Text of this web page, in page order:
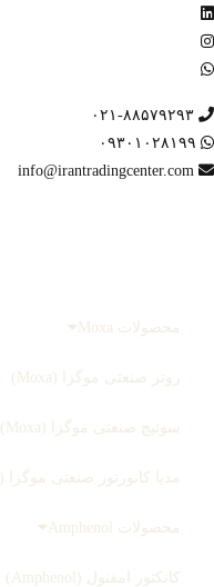
۰۲۱-۸۸۵۷۹۲۹۳
۰۹۳۰۱۰۲۸۱۹۹
info@irantradingcenter.com
محصولات Moxa
روتر صنعتی موگزا (Moxa)
سوئیچ صنعتی موگزا (Moxa)
مدیا کانورتور صنعتی موگزا (Moxa)
محصولات Amphenol
کانکتور امفنول (Amphenol)